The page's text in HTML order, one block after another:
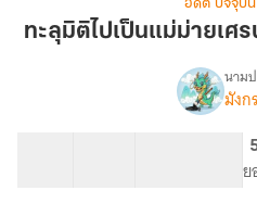
ไป
อดีต ปัจจุบั
ทะลุมิติไปเป็นแม่ม่ายเศ
เ
มิ
ไ
เ
นาม
มังก
ย